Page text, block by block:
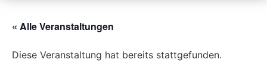
« Alle Veranstaltungen
Diese Veranstaltung hat bereits stattgefunden.